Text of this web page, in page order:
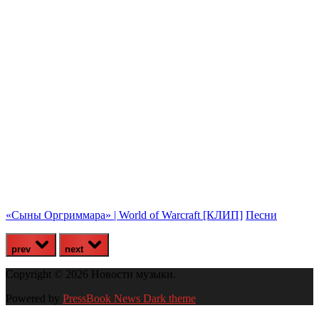
«Сыны Оргриммара» | World of Warcraft [КЛИП] Песни
prev next
Copyright © 2026 Новости музыки.
Powered by PressBook News Dark theme